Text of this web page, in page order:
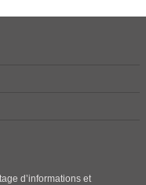
d’informations et